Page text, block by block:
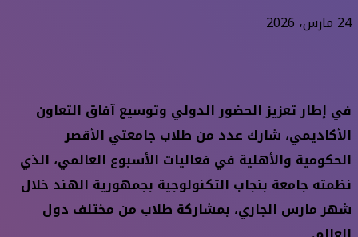
24 مارس، 2026
في إطار تعزيز الحضور الدولي وتوسيع آفاق التعاون
الأكاديمي، شارك عدد من طلاب جامعتي الأقصر
الحكومية والأهلية في فعاليات الأسبوع العالمي، الذي
نظمته جامعة بنجاب التكنولوجية بجمهورية الهند خلال
شهر مارس الجاري، بمشاركة طلاب من مختلف دول